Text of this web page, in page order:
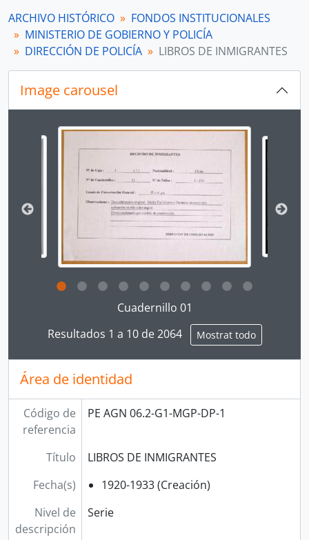
[Subserie] ESPAÑA
[Subserie] INGLATERRA
[Subserie] FRANCIA
[Subserie] ALEMANIA
[Subserie] SUDAMÉRICA
[Subserie] CENTROAMÉRICA
[Subserie] VARIAS NACIONALIDADES
[Fondo] MINISTERIO DE HACIENDA Y COMERCIO
[Fondo] COMISIÓN NACIONAL DEL SESQUICENTENARIO DE LA INDEPENDENCIA DEL PERÚ
[Fondo] ARCHIVO AGRARIO
[Agrupación documental] FONDOS FÁCTICOS
[Agrupación documental] PROTOCOLOS NOTARIALES
[Agrupación documental] COLECCIONES
ARCHIVO HISTÓRICO
FONDOS INSTITUCIONALES
MINISTERIO DE GOBIERNO Y POLICÍA
DIRECCIÓN DE POLICÍA
LIBROS DE INMIGRANTES
Image carousel
Changing the current slide of this carousel will
Clicking this description title link will open the
Cuadernillo 01
Resultados 1 a 10 de 2064
Mostrat todo
Área de identidad
Código de
referencia
PE AGN 06.2-G1-MGP-DP-1
Título
LIBROS DE INMIGRANTES
Fecha(s)
1920-1933 (Creación)
Nivel de
descripción
Serie